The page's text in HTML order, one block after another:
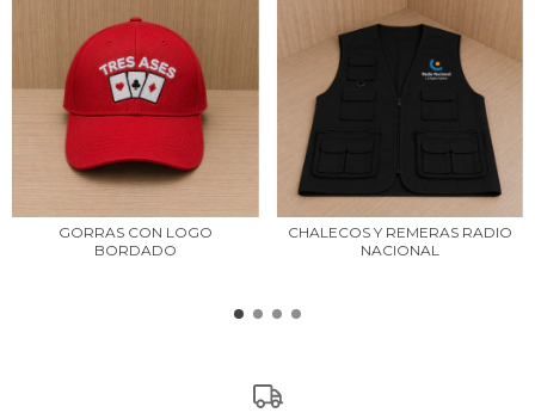
GORRAS CON LOGO
BORDADO
CHALECOS Y REMERAS RADIO
NACIONAL